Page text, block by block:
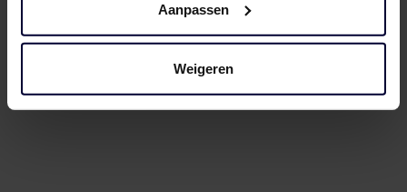
Aanpassen
Weigeren
Cartons – Pork